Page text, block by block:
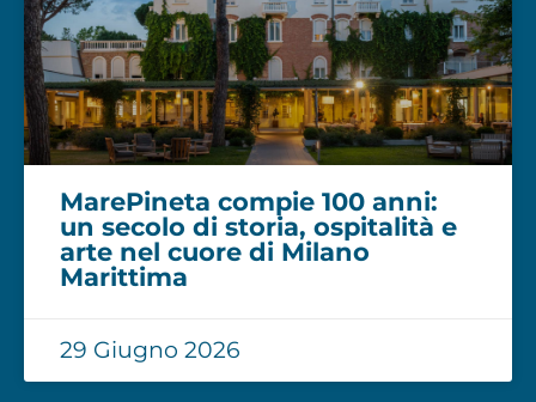
MarePineta compie 100 anni:
un secolo di storia, ospitalità e
arte nel cuore di Milano
Marittima
29 Giugno 2026